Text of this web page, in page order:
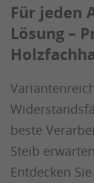
Für jeden
Lösung –
beste
Steib
Entdecken